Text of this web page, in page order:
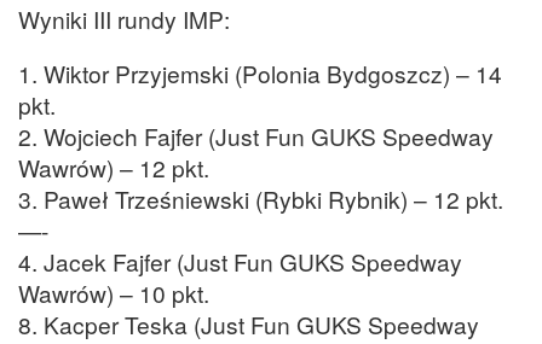
Wyniki III rundy IMP:
1. Wiktor Przyjemski (Polonia Bydgoszcz) – 14
pkt.
2. Wojciech Fajfer (Just Fun GUKS Speedway
Wawrów) – 12 pkt.
3. Paweł Trześniewski (Rybki Rybnik) – 12 pkt.
—-
4. Jacek Fajfer (Just Fun GUKS Speedway
Wawrów) – 10 pkt.
8. Kacper Teska (Just Fun GUKS Speedway